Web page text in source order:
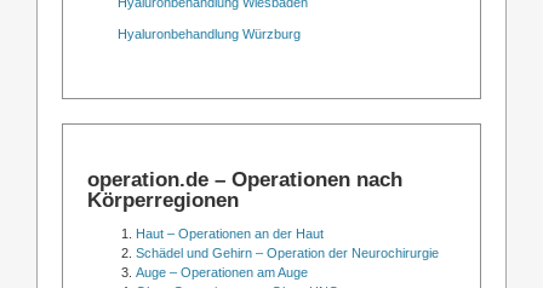
Hyaluronbehandlung Würzburg
operation.de – Operationen nach
Körperregionen
Haut – Operationen an der Haut
Schädel und Gehirn – Operation der Neurochirurgie
Auge – Operationen am Auge